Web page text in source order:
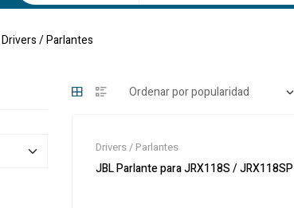
Drivers / Parlantes
Drivers / Parlantes
JBL Parlante para JRX118S / JRX118SP